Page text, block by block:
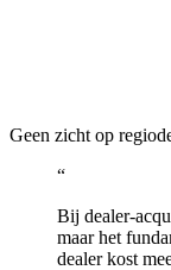
Geen zicht op
“
Bij dealer-
maar het
dealer kost